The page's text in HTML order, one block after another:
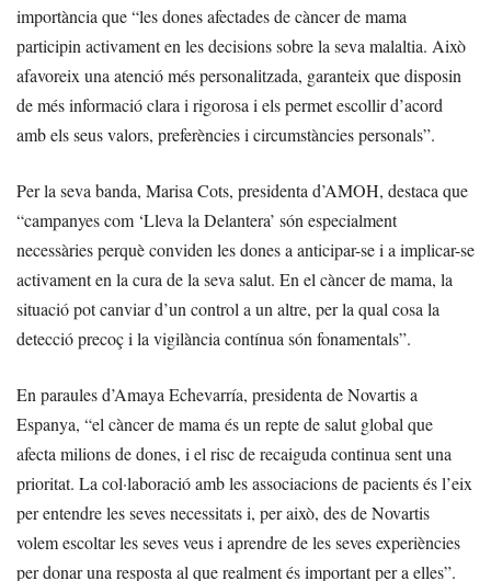
importància que “les dones afectades de càncer de mama
participin activament en les decisions sobre la seva malaltia. Això
afavoreix una atenció més personalitzada, garanteix que disposin
de més informació clara i rigorosa i els permet escollir d’acord
amb els seus valors, preferències i circumstàncies personals”.
Per la seva banda, Marisa Cots, presidenta d’AMOH, destaca que
“campanyes com ‘Lleva la Delantera’ són especialment
necessàries perquè conviden les dones a anticipar-se i a implicar-se
activament en la cura de la seva salut. En el càncer de mama, la
situació pot canviar d’un control a un altre, per la qual cosa la
detecció precoç i la vigilància contínua són fonamentals”.
En paraules d’Amaya Echevarría, presidenta de Novartis a
Espanya, “el càncer de mama és un repte de salut global que
afecta milions de dones, i el risc de recaiguda continua sent una
prioritat. La col·laboració amb les associacions de pacients és l’eix
per entendre les seves necessitats i, per això, des de Novartis
volem escoltar les seves veus i aprendre de les seves experiències
per donar una resposta al que realment és important per a elles”.